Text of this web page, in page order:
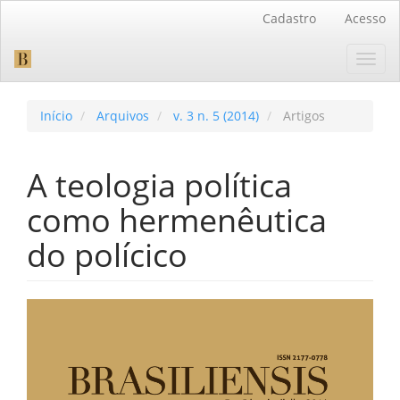
Barra
Cadastro Acesso
Início Arquivos v. 3 n. 5 (2014) Artigos
A teologia política
como hermenêutica
do polícico